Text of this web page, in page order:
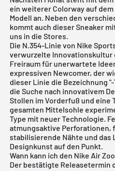
ein weiterer Colorway auf
Modell an. Neben den
kommt auch dieser Sneaker
uns in die Stores.
Die N.354-Linie von Nike
verwurzelte Innovationskultur
Freiraum für unerwartete
expressiven Newcomer, der
dieser Linie die Bezeichnung
die Suche nach innovativem
Stollen im Vorderfuß und eine
gesamten Mittelsohle
Type mit neuer Technologie.
atmungsaktive Perforationen,
stabilisierende Nähte und das
Designkunst auf den Punkt.
Wann kann ich den Nike Air
Der bestätigte Releasetermin